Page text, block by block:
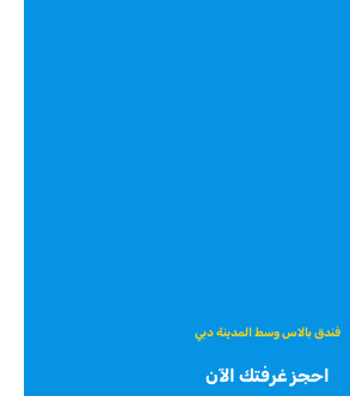
فندق بالاس وسط المدينة دبي
احجز غرفتك الآن